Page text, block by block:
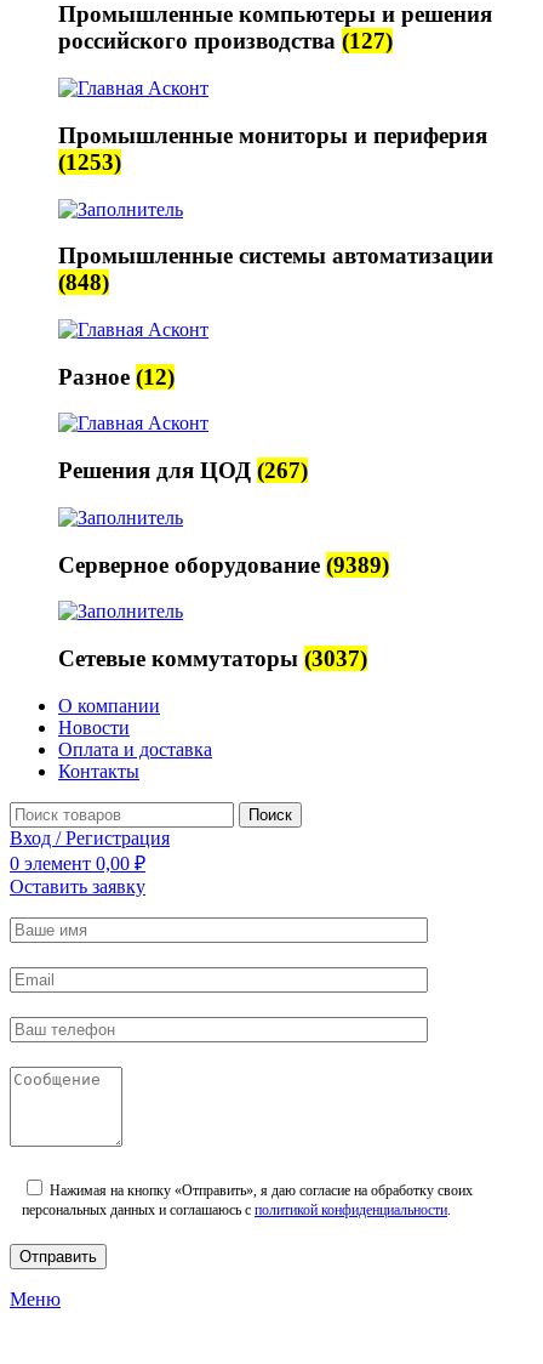
Промышленные компьютеры и решения
российского производства (127)
Промышленные мониторы и периферия
(1253)
Промышленные системы автоматизации
(848)
Разное (12)
Решения для ЦОД (267)
Серверное оборудование (9389)
Сетевые коммутаторы (3037)
О компании
Новости
Оплата и доставка
Контакты
Поиск
Вход / Регистрация
0 элемент 0,00 ₽
Оставить заявку
Нажимая на кнопку «Отправить», я даю согласие на обработку своих
персональных данных и соглашаюсь с политикой конфиденциальности
Меню